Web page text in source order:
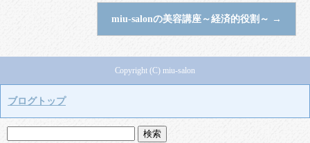
miu-salonの美容講座～経済的役割～ →
Copyright (C) miu-salon
ブログトップ